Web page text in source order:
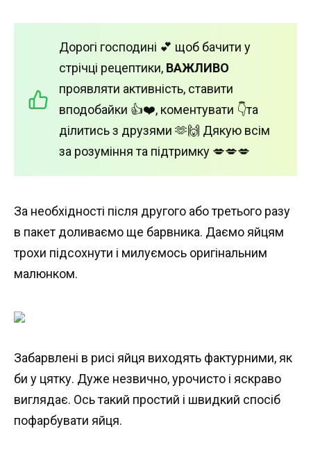
Дорогі господині 💕 щоб бачити у
стрічці рецептики, ВАЖЛИВО
проявляти активність, ставити
вподобайки 👍❤️, коментувати 👇та
ділитись з друзями 🫶🙌 Дякую всім
за розуміння та підтримку 💋💋💋
За необхідності після другого або третього разу
в пакет доливаємо ще барвника. Даємо яйцям
трохи підсохнути і милуємось оригінальним
малюнком.
Забарвлені в рисі яйця виходять фактурними, як
би у цятку. Дуже незвично, урочисто і яскраво
виглядає. Ось такий простий і швидкий спосіб
пофарбувати яйця.